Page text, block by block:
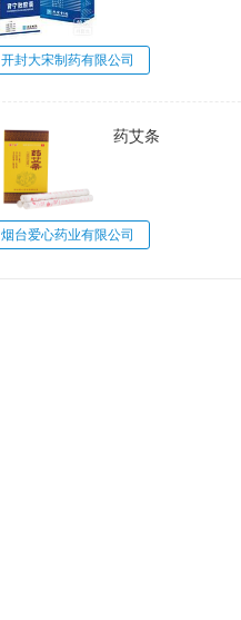
开封大宋制药有限公司
药艾条
烟台爱心药业有限公司